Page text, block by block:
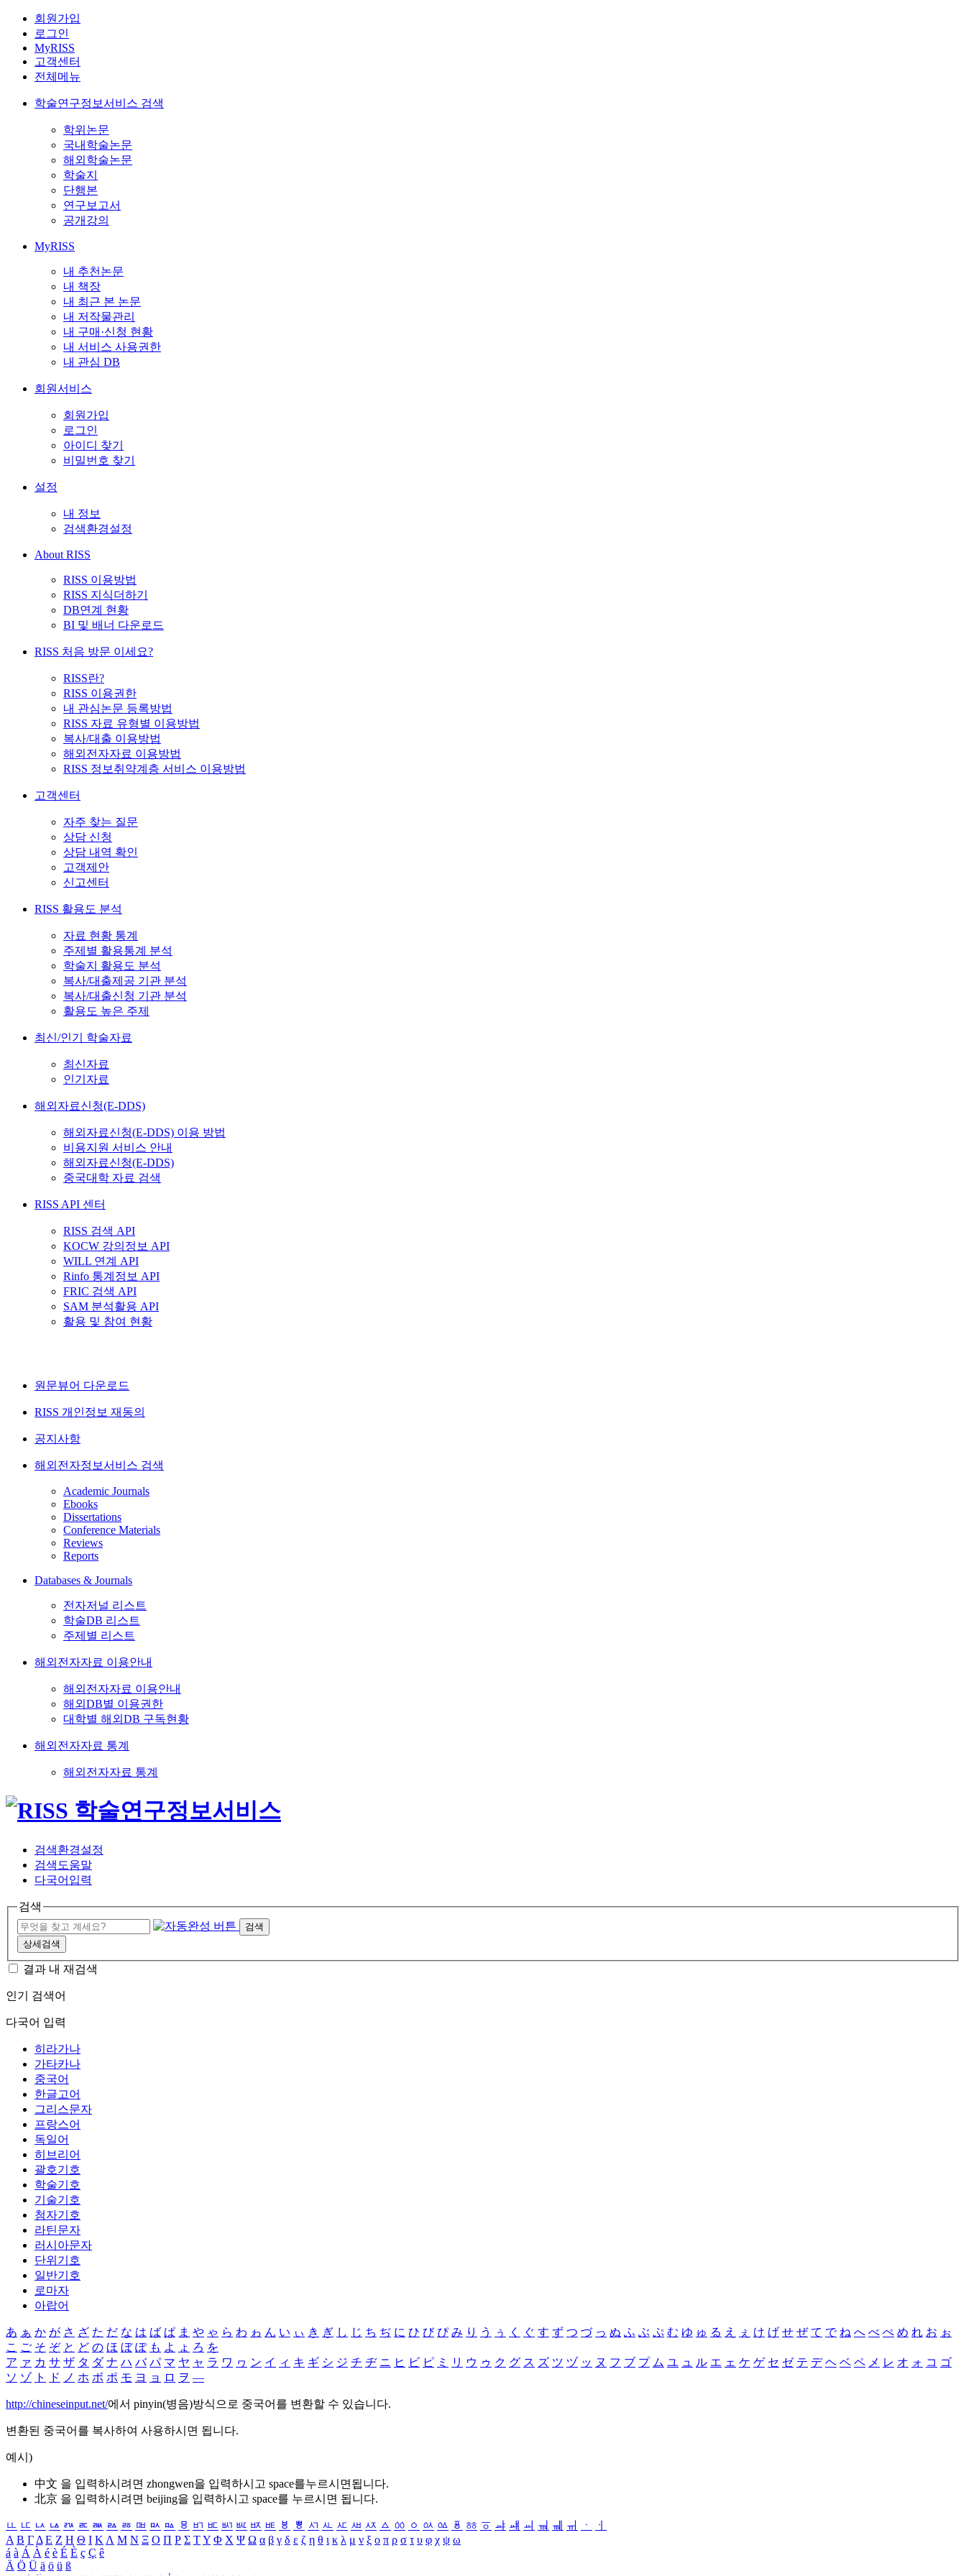
회원가입
로그인
MyRISS
고객센터
전체메뉴
학술연구정보서비스 검색
학위논문
국내학술논문
해외학술논문
학술지
단행본
연구보고서
공개강의
MyRISS
내 추천논문
내 책장
내 최근 본 논문
내 저작물관리
내 구매·신청 현황
내 서비스 사용권한
내 관심 DB
회원서비스
회원가입
로그인
아이디 찾기
비밀번호 찾기
설정
내 정보
검색환경설정
About RISS
RISS 이용방법
RISS 지식더하기
DB연계 현황
BI 및 배너 다운로드
RISS 처음 방문 이세요?
RISS란?
RISS 이용권한
내 관심논문 등록방법
RISS 자료 유형별 이용방법
복사/대출 이용방법
해외전자자료 이용방법
RISS 정보취약계층 서비스 이용방법
고객센터
자주 찾는 질문
상담 신청
상담 내역 확인
고객제안
신고센터
RISS 활용도 분석
자료 현황 통계
주제별 활용통계 분석
학술지 활용도 분석
복사/대출제공 기관 분석
복사/대출신청 기관 분석
활용도 높은 주제
최신/인기 학술자료
최신자료
인기자료
해외자료신청(E-DDS)
해외자료신청(E-DDS) 이용 방법
비용지원 서비스 안내
해외자료신청(E-DDS)
중국대학 자료 검색
RISS API 센터
RISS 검색 API
KOCW 강의정보 API
WILL 연계 API
Rinfo 통계정보 API
FRIC 검색 API
SAM 분석활용 API
활용 및 참여 현황
원문뷰어 다운로드
RISS 개인정보 재동의
공지사항
해외전자정보서비스 검색
Academic Journals
Ebooks
Dissertations
Conference Materials
Reviews
Reports
Databases & Journals
전자저널 리스트
학술DB 리스트
주제별 리스트
해외전자자료 이용안내
해외전자자료 이용안내
해외DB별 이용권한
대학별 해외DB 구독현황
해외전자자료 통계
해외전자자료 통계
검색환경설정
검색도움말
다국어입력
검색
검색
상세검색
결과 내 재검색
인기 검색어
다국어 입력
히라가나
가타카나
중국어
한글고어
그리스문자
프랑스어
독일어
히브리어
괄호기호
학술기호
기술기호
첨자기호
라틴문자
러시아문자
단위기호
일반기호
로마자
아랍어
あ ぁ か が さ ざ た だ な は ば ぱ ま や ゃ ら わ ゎ ん い ぃ き ぎ し じ ち ぢ に ひ び ぴ み り う ぅ く ぐ す ず つ づ っ ぬ ふ ぶ ぷ む ゆ ゅ る え ぇ け げ せ ぜ て で ね へ べ ぺ め れ お ぉ
こ ご そ ぞ と ど の ほ ぼ ぽ も よ ょ ろ を
ア ァ カ サ ザ タ ダ ナ ハ バ パ マ ヤ ャ ラ ワ ヮ ン イ ィ キ ギ シ ジ チ ヂ ニ ヒ ビ ピ ミ リ ウ ゥ ク グ ス ズ ツ ヅ ッ ヌ フ ブ プ ム ユ ュ ル エ ェ ケ ゲ セ ゼ テ デ ヘ ベ ペ メ レ オ ォ コ ゴ
ソ ゾ ト ド ノ ホ ボ ポ モ ヨ ョ ロ ヲ ―
http://chineseinput.net/에서 pinyin(병음)방식으로 중국어를 변환할 수 있습니다.
변환된 중국어를 복사하여 사용하시면 됩니다.
예시)
中文 을 입력하시려면 zhongwen을 입력하시고 space를누르시면됩니다.
北京 을 입력하시려면 beijing을 입력하시고 space를 누르시면 됩니다.
ㅥ ㅦ ㅧ ㅨ ㅩ ㅪ ㅫ ㅬ ㅭ ㅮ ㅯ ㅰ ㅱ ㅲ ㅳ ㅴ ㅵ ㅶ ㅷ ㅸ ㅹ ㅺ ㅻ ㅼ ㅽ ㅾ ㅿ ㆀ ㆁ ㆂ ㆃ ㆄ ㆅ ㆆ ㆇ ㆈ ㆉ ㆊ ㆋ ㆌ ㆍ
ㆎ
Α Β ΓΔ Ε Ζ Η Θ Ι ΚΛ Μ Ν Ξ Ο Π Ρ Σ ΤΥ Φ Χ Ψ Ω α β γ δ ε ζ η θ ι κ λ μ ν ξ ο π ρ σ τ υ φ χ ψ ω
á à Á À é è É È ç Ç ê
Ä Ö Ü ä ö ü ß